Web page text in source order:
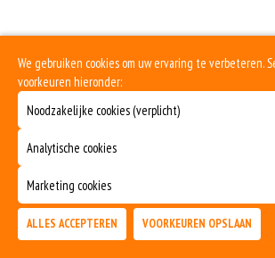
We gebruiken cookies om uw ervaring te verbeteren.
voorkeuren hieronder:
Noodzakelijke cookies (verplicht)
Analytische cookies
Marketing cookies
ALLES ACCEPTEREN VOORKEUREN OPSLAAN